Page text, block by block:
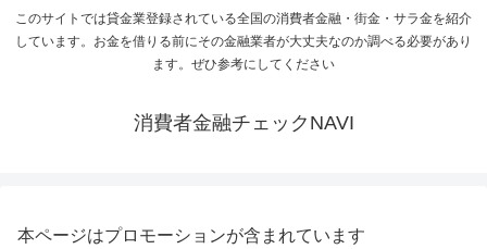
このサイトでは貸金業登録されている全国の消費者金融・街金・サラ金を紹介
しています。お金を借りる前にその金融業者が大丈夫なのか調べる必要があり
ます。ぜひ参考にしてください
消費者金融チェックNAVI
本ページはプロモーションが含まれています